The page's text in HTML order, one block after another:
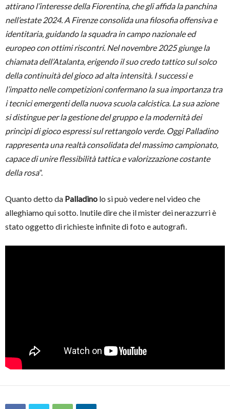
attirano l’interesse della Fiorentina, che gli affida la panchina
nell’estate 2024. A Firenze consolida una filosofia offensiva e
identitaria, guidando la squadra in campo nazionale ed
europeo con ottimi riscontri. Nel novembre 2025 giunge la
chiamata dell’Atalanta, erigendo il suo credo tattico sul solco
della continuità del gioco ad alta intensità. I successi e
l’impatto nelle competizioni confermano la sua importanza tra
i tecnici emergenti della nuova scuola calcistica. La sua azione
si distingue per la gestione del gruppo e la modernità dei
princìpi di gioco espressi sul rettangolo verde. Oggi Palladino
rappresenta una realtà consolidata del massimo campionato,
capace di unire flessibilità tattica e valorizzazione costante
della rosa”.
Quanto detto da Palladino lo si può vedere nel video che
alleghiamo qui sotto. Inutile dire che il mister dei nerazzurri è
stato oggetto di richieste infinite di foto e autografi.